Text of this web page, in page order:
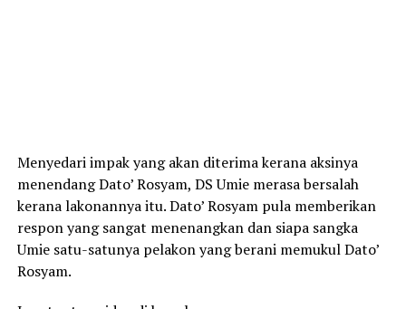
Menyedari impak yang akan diterima kerana aksinya
menendang Dato’ Rosyam, DS Umie merasa bersalah
kerana lakonannya itu. Dato’ Rosyam pula memberikan
respon yang sangat menenangkan dan siapa sangka
Umie satu-satunya pelakon yang berani memukul Dato’
Rosyam.